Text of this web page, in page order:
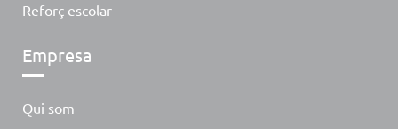
Reforç escolar
Empresa
Qui som